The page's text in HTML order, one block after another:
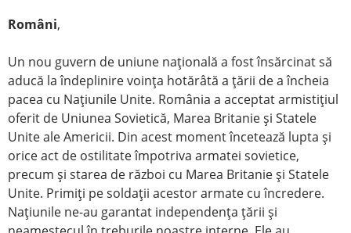
Români,
Un nou guvern de uniune naţională a fost însărcinat să
aducă la îndeplinire voinţa hotărâtă a ţării de a încheia
pacea cu Naţiunile Unite. România a acceptat armistiţiul
oferit de Uniunea Sovietică, Marea Britanie şi Statele
Unite ale Americii. Din acest moment încetează lupta şi
orice act de ostilitate împotriva armatei sovietice,
precum şi starea de război cu Marea Britanie şi Statele
Unite. Primiţi pe soldaţii acestor armate cu încredere.
Naţiunile ne-au garantat independenţa ţării şi